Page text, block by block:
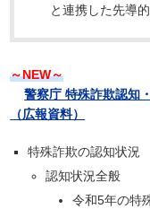
と連携した先導
～NEW～
警察庁 特殊詐欺認知
（広報資料）
特殊詐欺の認知状況
認知状況全般
令和5年の特